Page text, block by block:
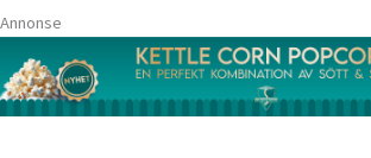
Annonse